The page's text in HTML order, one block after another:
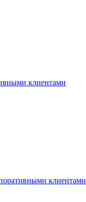
клиентами
клиентами